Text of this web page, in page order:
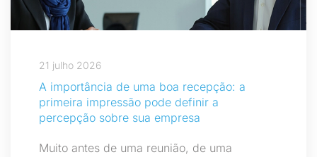
21 julho 2026
A importância de uma boa recepção: a
primeira impressão pode definir a
percepção sobre sua empresa
Muito antes de uma reunião, de uma